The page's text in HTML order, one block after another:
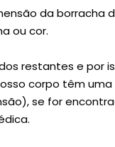
da borracha
ou cor.
restantes e por
corpo têm
se for